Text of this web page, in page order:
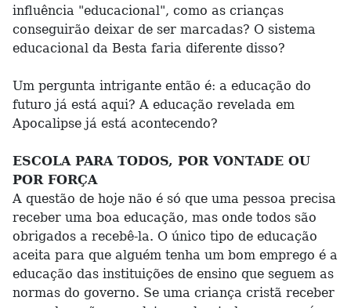
influência "educacional", como as crianças
conseguirão deixar de ser marcadas? O sistema
educacional da Besta faria diferente disso?
Um pergunta intrigante então é: a educação do
futuro já está aqui? A educação revelada em
Apocalipse já está acontecendo?
ESCOLA PARA TODOS, POR VONTADE OU
POR FORÇA
A questão de hoje não é só que uma pessoa precisa
receber uma boa educação, mas onde todos são
obrigados a recebê-la. O único tipo de educação
aceita para que alguém tenha um bom emprego é a
educação das instituições de ensino que seguem as
normas do governo. Se uma criança cristã receber